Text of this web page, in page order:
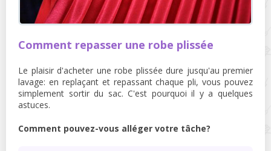
Comment repasser une robe plissée
Le plaisir d'acheter une robe plissée dure jusqu'au premier
lavage: en replaçant et repassant chaque pli, vous pouvez
simplement sortir du sac. C'est pourquoi il y a quelques
astuces.
Comment pouvez-vous alléger votre tâche?